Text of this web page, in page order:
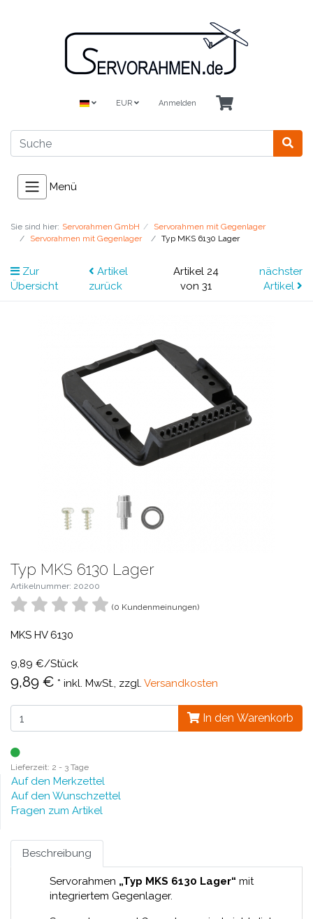
EUR Anmelden
Menü
Sie sind hier: Servorahmen GmbH
Servorahmen mit Gegenlager
Servorahmen mit Gegenlager
Typ MKS 6130 Lager
Zur
Übersicht
Artikel
zurück
Artikel 24
von 31
nächster
Artikel
Typ MKS 6130 Lager
Artikelnummer: 20200
(0 Kundenmeinungen)
MKS HV 6130
9,89 €/Stück
9,89 € * inkl. MwSt., zzgl. Versandkosten
In den Warenkorb
Lieferzeit: 2 - 3 Tage
Auf den Merkzettel
Auf den Wunschzettel
Fragen zum Artikel
Beschreibung
Servorahmen „Typ MKS 6130 Lager“ mit
integriertem Gegenlager.